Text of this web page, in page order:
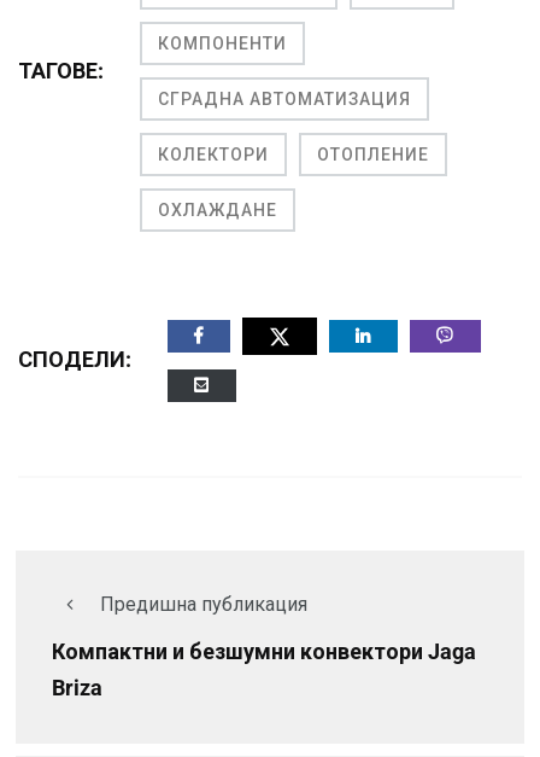
ТАГОВЕ:
КОМПОНЕНТИ
СГРАДНА АВТОМАТИЗАЦИЯ
КОЛЕКТОРИ ОТОПЛЕНИЕ
ОХЛАЖДАНЕ
СПОДЕЛИ:
Предишна публикация
Компактни и безшумни конвектори Jaga
Briza